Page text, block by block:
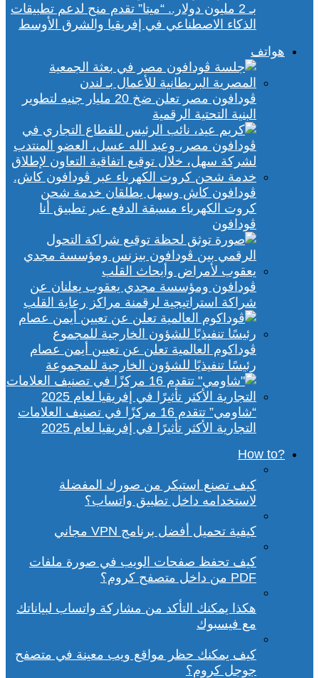
بـ 2 مليون دولار.. “ميتا” تقدم منح لدعم تطبيقات
الذكاء الاصطناعي في إفريقيا والشرق الأوسط
هواتف
ڤودافون مصر تعلن ضخ 20 مليار جنيه لتطوير
البنية التحتية الرقمية
ڤودافون كاش وسهل يطلقان خدمة شحن
كروت الكهرباء مسبقة الدفع عبر تطبيق أنا
ڤودافون
ڤودافون ومؤسسة مجدي يعقوب يعلنان عن
شراكة استراتيجية لرقمنة مراكز رعاية القلب
ڤوداكوم العالمية تعلن عن تعيين أيمن عصام
رئيسًا تنفيذيًا للشؤون الخارجية للمجموعة
“شاومي” تتقدم 16 مركزًا في تصنيف العلامات
التجارية الأكثر تأثيرًا في إفريقيا لعام 2025
?How to
كيف تصنع استيكر من صورك المفضلة
لاستخدامه داخل تطبيق واتساب؟
كيفية تحميل أفضل برنامج VPN مجاني
كيف تحفظ صفحات الويب في صورة ملفات
PDF من داخل متصفح كروم؟
هكذا يمكنك التأكد من مشاركة واتساب لبياناتك
مع فيسبوك
كيف يمكنك حظر مواقع ويب معينة في متصفح
جوجل كروم؟